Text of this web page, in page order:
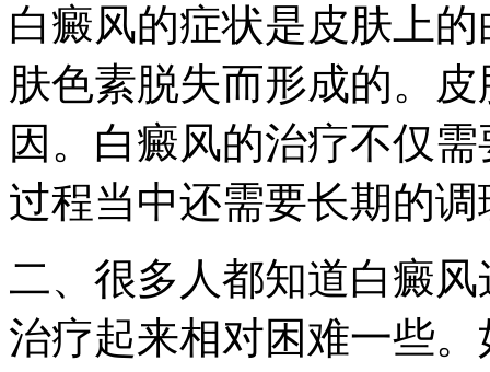
白癜风的症状是皮肤上
肤色素脱失而形成的。
因。白癜风的治疗不仅
过程当中还需要长期的调
二、很多人都知道白癜
治疗起来相对困难一些